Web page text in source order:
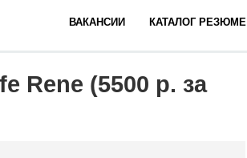
ВАКАНСИИ КАТАЛОГ РЕЗЮМЕ
Rene (5500 р. за